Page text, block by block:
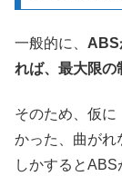
一般的に、 ABS
れば、最大限の
そのため、仮に
かった、曲がれ
しかすると